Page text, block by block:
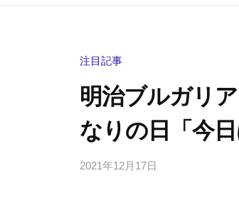
注目記事
明治ブルガリ
なりの日「今
2021年12月17日